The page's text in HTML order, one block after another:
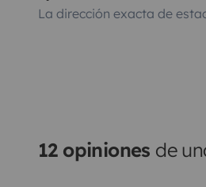
La dirección exacta de
12 opiniones de